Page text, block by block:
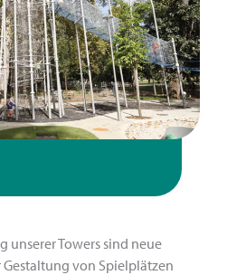
unserer Towers sind neue
von Spielplätzen